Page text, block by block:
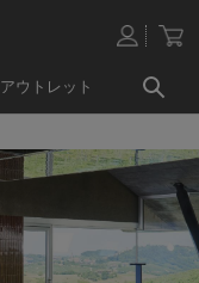
アウトレット